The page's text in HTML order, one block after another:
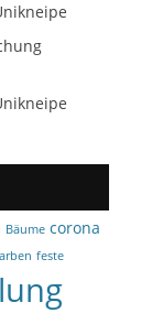
Bäume corona
feste